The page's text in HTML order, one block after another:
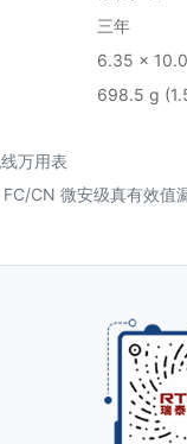
三年
6.35 x
698.5 g
万用表
CN 微安级真有效值